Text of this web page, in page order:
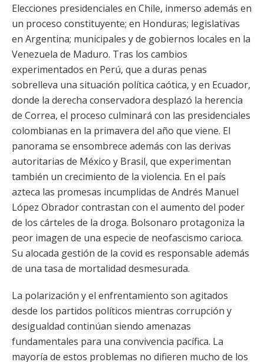
Elecciones presidenciales en Chile, inmerso además en
un proceso constituyente; en Honduras; legislativas
en Argentina; municipales y de gobiernos locales en la
Venezuela de Maduro. Tras los cambios
experimentados en Perú, que a duras penas
sobrelleva una situación política caótica, y en Ecuador,
donde la derecha conservadora desplazó la herencia
de Correa, el proceso culminará con las presidenciales
colombianas en la primavera del año que viene. El
panorama se ensombrece además con las derivas
autoritarias de México y Brasil, que experimentan
también un crecimiento de la violencia. En el país
azteca las promesas incumplidas de Andrés Manuel
López Obrador contrastan con el aumento del poder
de los cárteles de la droga. Bolsonaro protagoniza la
peor imagen de una especie de neofascismo carioca.
Su alocada gestión de la covid es responsable además
de una tasa de mortalidad desmesurada.
La polarización y el enfrentamiento son agitados
desde los partidos políticos mientras corrupción y
desigualdad continúan siendo amenazas
fundamentales para una convivencia pacífica. La
mayoría de estos problemas no difieren mucho de los